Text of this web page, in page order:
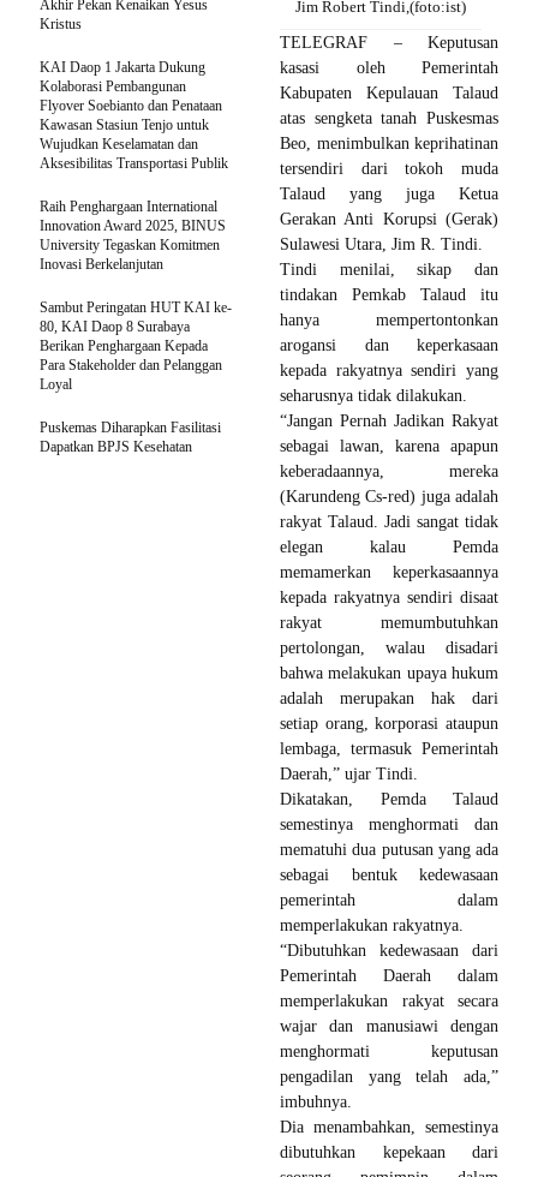
Jim Robert Tindi,(foto:ist)
TELEGRAF – Keputusan
kasasi oleh Pemerintah
Kabupaten Kepulauan Talaud
atas sengketa tanah Puskesmas
Beo, menimbulkan keprihatinan
tersendiri dari tokoh muda
Talaud yang juga Ketua
Gerakan Anti Korupsi (Gerak)
Sulawesi Utara, Jim R. Tindi.
Tindi menilai, sikap dan
tindakan Pemkab Talaud itu
hanya mempertontonkan
arogansi dan keperkasaan
kepada rakyatnya sendiri yang
seharusnya tidak dilakukan.
“Jangan Pernah Jadikan Rakyat
sebagai lawan, karena apapun
keberadaannya, mereka
(Karundeng Cs-red) juga adalah
rakyat Talaud. Jadi sangat tidak
elegan kalau Pemda
memamerkan keperkasaannya
kepada rakyatnya sendiri disaat
rakyat memumbutuhkan
pertolongan, walau disadari
bahwa melakukan upaya hukum
adalah merupakan hak dari
setiap orang, korporasi ataupun
lembaga, termasuk Pemerintah
Daerah,” ujar Tindi.
Dikatakan, Pemda Talaud
semestinya menghormati dan
mematuhi dua putusan yang ada
sebagai bentuk kedewasaan
pemerintah dalam
memperlakukan rakyatnya.
“Dibutuhkan kedewasaan dari
Pemerintah Daerah dalam
memperlakukan rakyat secara
wajar dan manusiawi dengan
menghormati keputusan
pengadilan yang telah ada,”
imbuhnya.
Dia menambahkan, semestinya
dibutuhkan kepekaan dari
Akhir Pekan Kenaikan Yesus
Kristus
KAI Daop 1 Jakarta Dukung
Kolaborasi Pembangunan
Flyover Soebianto dan Penataan
Kawasan Stasiun Tenjo untuk
Wujudkan Keselamatan dan
Aksesibilitas Transportasi Publik
Raih Penghargaan International
Innovation Award 2025, BINUS
University Tegaskan Komitmen
Inovasi Berkelanjutan
Sambut Peringatan HUT KAI ke-
80, KAI Daop 8 Surabaya
Berikan Penghargaan Kepada
Para Stakeholder dan Pelanggan
Loyal
Puskemas Diharapkan Fasilitasi
Dapatkan BPJS Kesehatan